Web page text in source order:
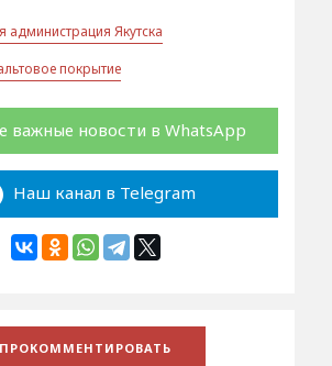
администрация Якутска
покрытие
важные новости в WhatsApp
Наш канал в Telegram